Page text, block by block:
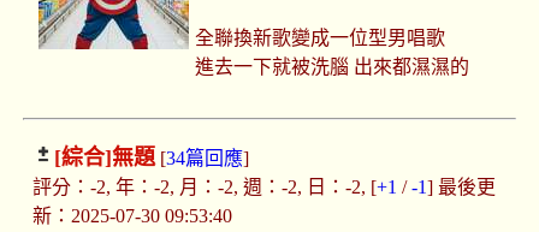
全聯換新歌變成一位型男唱歌
進去一下就被洗腦 出來都濕濕的
[綜合]無題[34篇回應]
評分：-2, 年：-2, 月：-2, 週：-2, 日：-2, [+1 /-1] 最後更
新：2025-07-30 09:53:40